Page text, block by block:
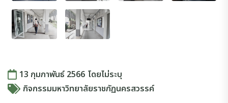
13 กุมภาพันธ์ 2566 โดยไม่ระบุ
กิจกรรมมหาวิทยาลัยราชภัฏนครสวรรค์